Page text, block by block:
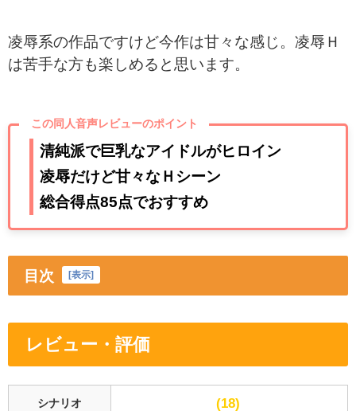
凌辱系の作品ですけど今作は甘々な感じ。凌辱Ｈ
は苦手な方も楽しめると思います。
この同人音声レビューのポイント
清純派で巨乳なアイドルがヒロイン
凌辱だけど甘々なＨシーン
総合得点85点でおすすめ
目次 [表示]
レビュー・評価
シナリオ 18